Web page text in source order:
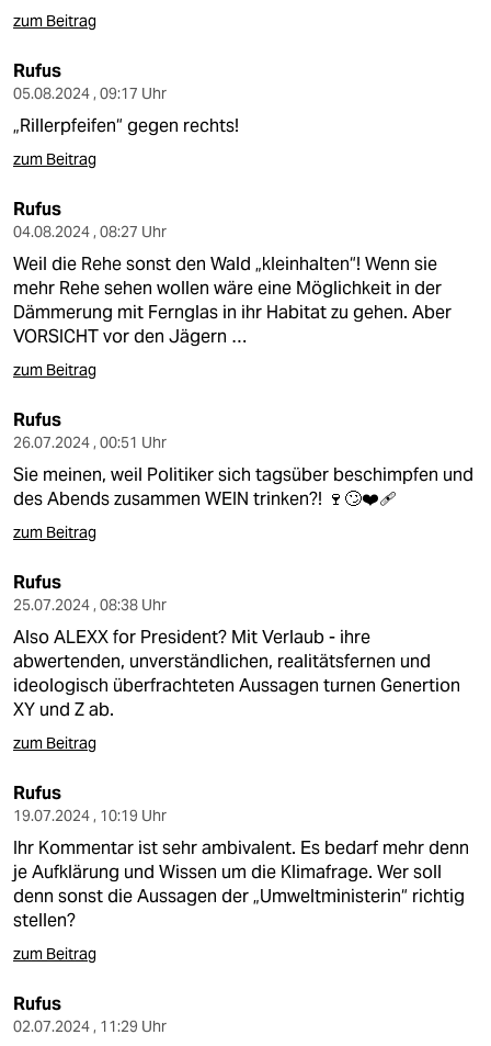
zum Beitrag
Rufus
05.08.2024 , 09:17 Uhr
„Rillerpfeifen“ gegen rechts!
zum Beitrag
Rufus
04.08.2024 , 08:27 Uhr
Weil die Rehe sonst den Wald „kleinhalten“! Wenn sie
mehr Rehe sehen wollen wäre eine Möglichkeit in der
Dämmerung mit Fernglas in ihr Habitat zu gehen. Aber
VORSICHT vor den Jägern …
zum Beitrag
Rufus
26.07.2024 , 00:51 Uhr
Sie meinen, weil Politiker sich tagsüber beschimpfen und
des Abends zusammen WEIN trinken?! 🍷🙄❤️‍🩹
zum Beitrag
Rufus
25.07.2024 , 08:38 Uhr
Also ALEXX for President? Mit Verlaub - ihre
abwertenden, unverständlichen, realitätsfernen und
ideologisch überfrachteten Aussagen turnen Genertion
XY und Z ab.
zum Beitrag
Rufus
19.07.2024 , 10:19 Uhr
Ihr Kommentar ist sehr ambivalent. Es bedarf mehr denn
je Aufklärung und Wissen um die Klimafrage. Wer soll
denn sonst die Aussagen der „Umweltministerin“ richtig
stellen?
zum Beitrag
Rufus
02.07.2024 , 11:29 Uhr